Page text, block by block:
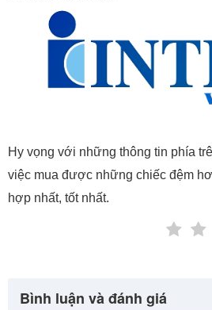
Hy vọng với những thông tin phía
việc mua được những chiếc đệm
hợp nhất, tốt nhất.
Bình luận và đánh giá